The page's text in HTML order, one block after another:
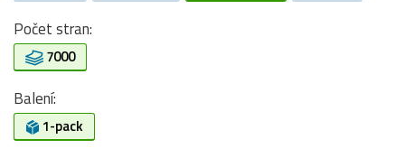
Počet stran:
7000
Balení:
1-pack